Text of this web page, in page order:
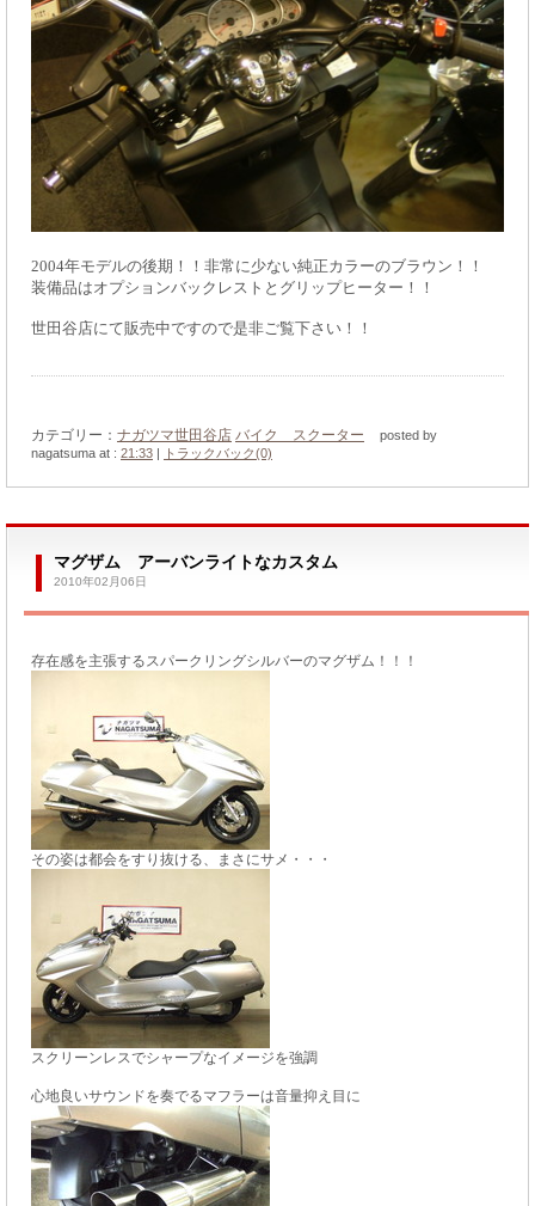
2004年モデルの後期！！非常に少ない純正カラーのブラウン！！
装備品はオプションバックレストとグリップヒーター！！
世田谷店にて販売中ですので是非ご覧下さい！！
カテゴリー： ナガツマ世田谷店 バイク スクーター
posted by
nagatsuma at : 21:33 | トラックバック(0)
マグザム アーバンライトなカスタム
2010年02月06日
存在感を主張するスパークリングシルバーのマグザム！！！
その姿は都会をすり抜ける、まさにサメ・・・
スクリーンレスでシャープなイメージを強調
心地良いサウンドを奏でるマフラーは音量抑え目に